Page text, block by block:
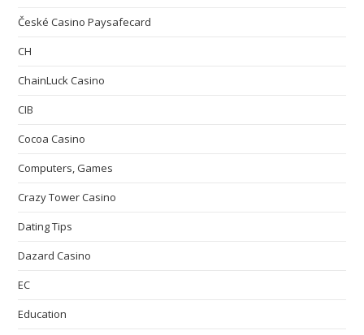
České Casino Paysafecard
CH
ChainLuck Casino
CIB
Cocoa Casino
Computers, Games
Crazy Tower Сasino
Dating Tips
Dazard Casino
EC
Education